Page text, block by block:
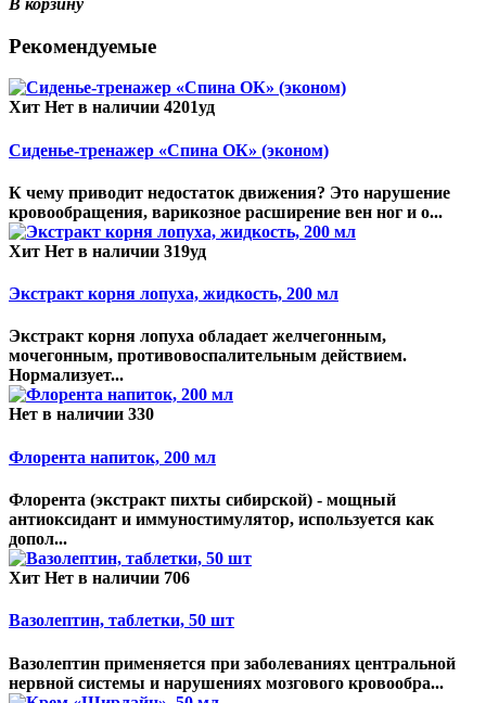
В корзину
Рекомендуемые
Хит Нет в наличии 4201уд
Сиденье-тренажер «Спина ОК» (эконом)
К чему приводит недостаток движения? Это нарушение
кровообращения, варикозное расширение вен ног и о...
Хит Нет в наличии 319уд
Экстракт корня лопуха, жидкость, 200 мл
Экстракт корня лопуха обладает желчегонным,
мочегонным, противовоспалительным действием.
Нормализует...
Нет в наличии 330
Флорента напиток, 200 мл
Флорента (экстракт пихты сибирской) - мощный
антиоксидант и иммуностимулятор, используется как
допол...
Хит Нет в наличии 706
Вазолептин, таблетки, 50 шт
Вазолептин применяется при заболеваниях центральной
нервной системы и нарушениях мозгового кровообра...